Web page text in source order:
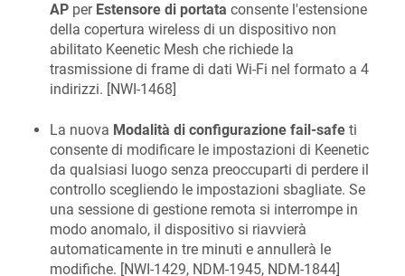
AP per Estensore di portata consente l'estensione
della copertura wireless di un dispositivo non
abilitato Keenetic Mesh che richiede la
trasmissione di frame di dati Wi-Fi nel formato a 4
indirizzi. [NWI-1468]
La nuova Modalità di configurazione fail-safe ti
consente di modificare le impostazioni di Keenetic
da qualsiasi luogo senza preoccuparti di perdere il
controllo scegliendo le impostazioni sbagliate. Se
una sessione di gestione remota si interrompe in
modo anomalo, il dispositivo si riavvierà
automaticamente in tre minuti e annullerà le
modifiche. [NWI-1429, NDM-1945, NDM-1844]